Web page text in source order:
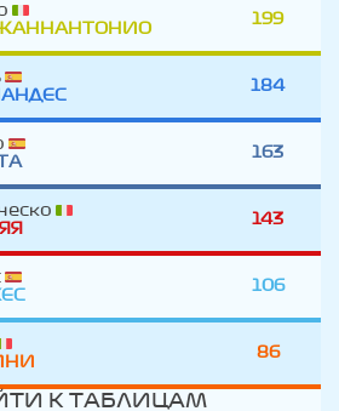
199
184
163
143
106
86
К ТАБЛИЦАМ